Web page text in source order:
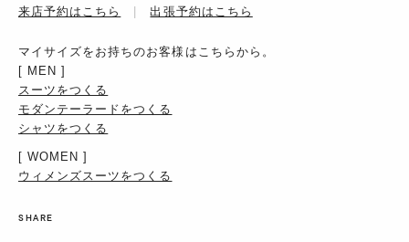
来店予約はこちら
出張予約はこちら
マイサイズをお持ちのお客様はこちらから。
[ MEN ]
スーツをつくる
モダンテーラードをつくる
シャツをつくる
[ WOMEN ]
ウィメンズスーツをつくる
SHARE